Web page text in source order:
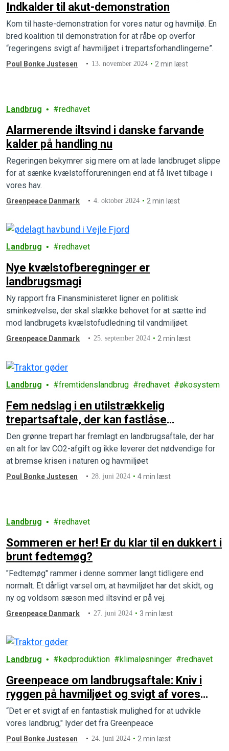
Indkalder til akut-demonstration
Kom til haste-demonstration for vores natur og havmiljø. En
bred koalition til demonstration for at råbe op overfor
“regeringens svigt af havmiljøet i trepartsforhandlingerne”.
Poul Bonke Justesen 13. november 2024 2 min læst
Landbrug redhavet
Alarmerende iltsvind i danske farvande
kalder på handling nu
Regeringen bekymrer sig mere om at lade landbruget slippe
for at sænke kvælstofforureningen end at få livet tilbage i
vores hav.
Greenpeace Danmark 4. oktober 2024 2 min læst
Landbrug redhavet
Nye kvælstofberegninger er
landbrugsmagi
Ny rapport fra Finansministeret ligner en politisk
sminkeøvelse, der skal slække behovet for at sætte ind
mod landbrugets kvælstofudledning til vandmiljøet.
Greenpeace Danmark 25. september 2024 2 min læst
Landbrug fremtidenslandbrug redhavet økosystem
Fem nedslag i en utilstrækkelig
trepartsaftale, der kan fastlåse
landbruget
Den grønne trepart har fremlagt en landbrugsaftale, der har
en alt for lav CO2-afgift og ikke leverer det nødvendige for
at bremse krisen i naturen og havmiljøet
Poul Bonke Justesen 28. juni 2024 4 min læst
Landbrug redhavet
Sommeren er her! Er du klar til en dukkert i
brunt fedtemøg?
"Fedtemøg" rammer i denne sommer langt tidligere end
normalt. Et dårligt varsel om, at havmiljøet har det skidt, og
ny og voldsom sæson med iltsvind er på vej.
Greenpeace Danmark 27. juni 2024 3 min læst
Landbrug kødproduktion klimaløsninger redhavet
Greenpeace om landbrugsaftale: Kniv i
ryggen på havmiljøet og svigt af vores
natur og klima
“Det er et svigt af en fantastisk mulighed for at udvikle
vores landbrug," lyder det fra Greenpeace
Poul Bonke Justesen 24. juni 2024 2 min læst